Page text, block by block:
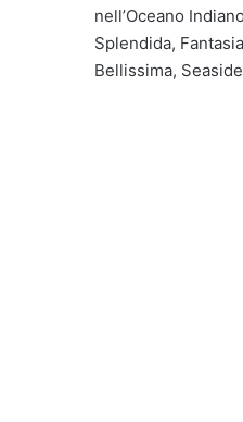
nell’Oceano
Splendida,
Bellissima,